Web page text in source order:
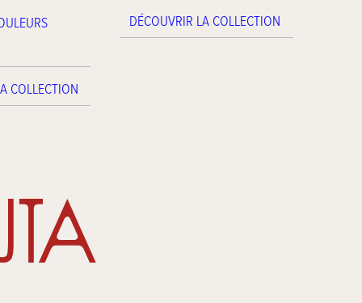
COLLECTION
DÉCOUVRIR LA COLLECTION